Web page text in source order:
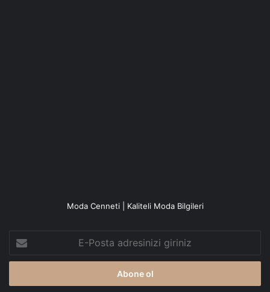
Moda Cenneti | Kaliteli Moda Bilgileri
Posta
adresinizi